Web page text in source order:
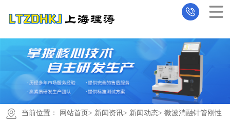
当前位置： 网站首页 > 新闻资讯> 新闻动态> 微波消融针管刚性